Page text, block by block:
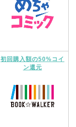
初回購入額の50%コイ
ン還元